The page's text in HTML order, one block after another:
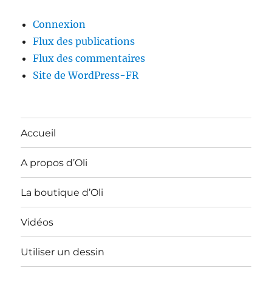
Connexion
Flux des publications
Flux des commentaires
Site de WordPress-FR
Accueil
A propos d’Oli
La boutique d’Oli
Vidéos
Utiliser un dessin